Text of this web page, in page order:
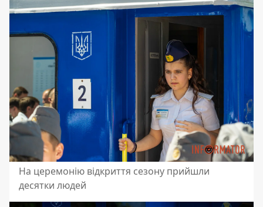
На церемонію відкриття сезону прийшли
десятки людей